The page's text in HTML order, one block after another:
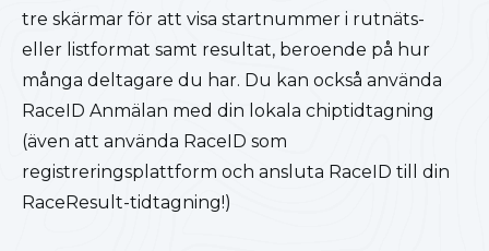
tre skärmar för att visa startnummer i rutnäts-
eller listformat samt resultat, beroende på hur
många deltagare du har. Du kan också använda
RaceID Anmälan med din lokala chiptidtagning
(även att använda RaceID som
registreringsplattform och ansluta RaceID till din
RaceResult-tidtagning!)